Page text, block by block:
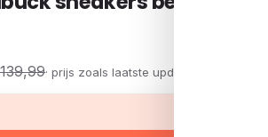
· prijs zoals laatste update